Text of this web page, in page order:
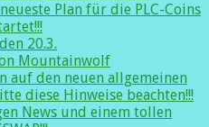
Plan für die PLC-Coins
20.3.
Mountainwolf
auf den neuen allgemeinen
diese Hinweise beachten!!!
News und einem tollen